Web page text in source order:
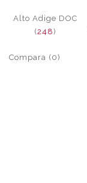
Alto Adige DOC
(248)
Compara (0)